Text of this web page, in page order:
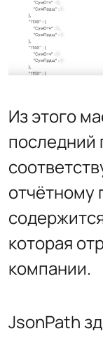
Из этого
последний
отчётному
которая
компании.
JsonPath